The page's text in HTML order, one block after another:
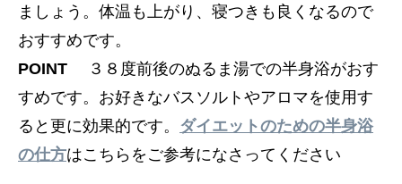
ましょう。体温も上がり、寝つきも良くなるので
おすすめです。
POINT ３８度前後のぬるま湯での半身浴がおす
すめです。お好きなバスソルトやアロマを使用す
ると更に効果的です。 ダイエットのための半身浴
の仕方はこちらをご参考になさってください